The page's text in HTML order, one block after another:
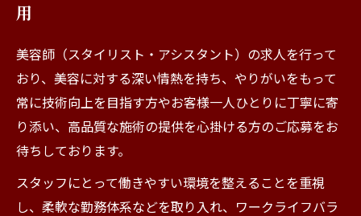
用
美容師（スタイリスト・アシスタント）の求人を行って
おり、美容に対する深い情熱を持ち、やりがいをもって
常に技術向上を目指す方やお客様一人ひとりに丁寧に寄
り添い、高品質な施術の提供を心掛ける方のご応募をお
待ちしております。
スタッフにとって働きやすい環境を整えることを重視
し、柔軟な勤務体系などを取り入れ、ワークライフバラ